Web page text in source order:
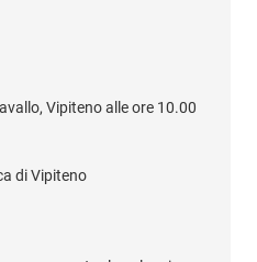
Vipiteno alle ore 10.00
di Vipiteno